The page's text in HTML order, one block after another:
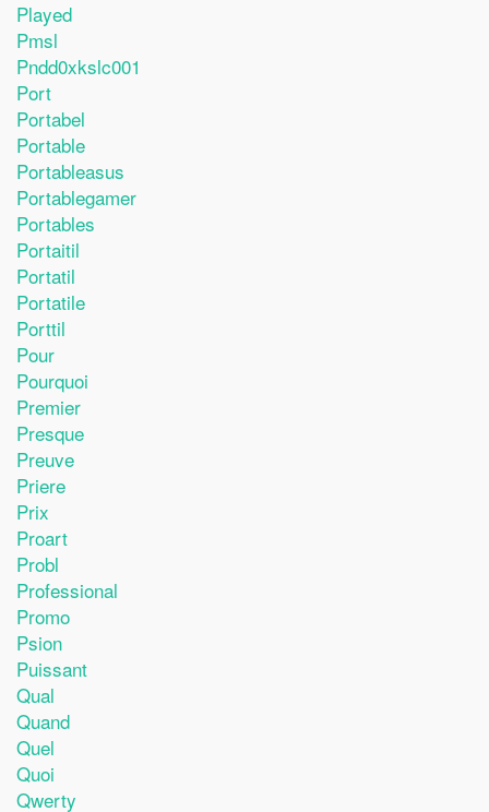
Played
Pmsl
Pndd0xkslc001
Port
Portabel
Portable
Portableasus
Portablegamer
Portables
Portaitil
Portatil
Portatile
Porttil
Pour
Pourquoi
Premier
Presque
Preuve
Priere
Prix
Proart
Probl
Professional
Promo
Psion
Puissant
Qual
Quand
Quel
Quoi
Qwerty